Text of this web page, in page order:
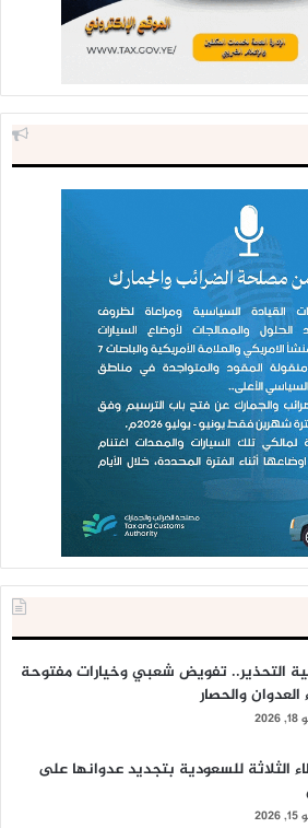
التحذير.. تفويض شعبي وخيارات مفتوحة
العدوان والحصار
الثلاثة للسعودية بتجديد عدوانها على